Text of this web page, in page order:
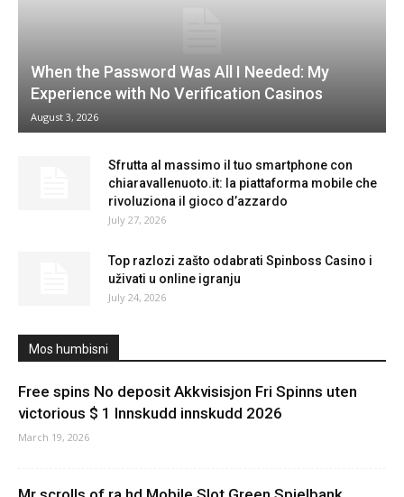
When the Password Was All I Needed: My
Experience with No Verification Casinos
August 3, 2026
Sfrutta al massimo il tuo smartphone con
chiaravallenuoto.it: la piattaforma mobile che
rivoluziona il gioco d’azzardo
July 27, 2026
Top razlozi zašto odabrati Spinboss Casino i
uživati u online igranju
July 24, 2026
Mos humbisni
Free spins No deposit Akkvisisjon Fri Spinns uten
victorious $ 1 Innskudd innskudd 2026
March 19, 2026